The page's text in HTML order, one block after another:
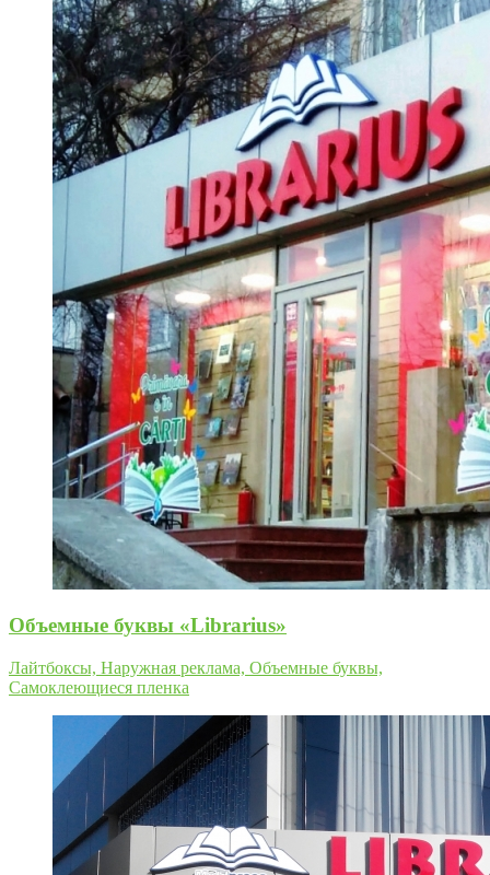
Объемные буквы «Librarius»
Лайтбоксы, Наружная реклама, Объемные буквы,
Самоклеющиеся пленка